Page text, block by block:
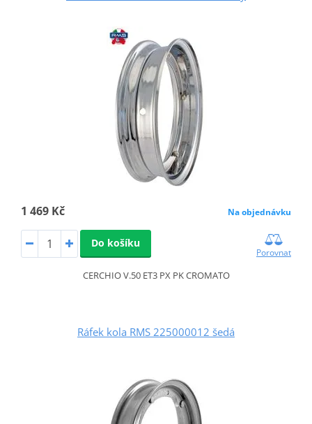
1 469 Kč Na objednávku
Do košíku
Porovnat
CERCHIO V.50 ET3 PX PK CROMATO
Ráfek kola RMS 225000012 šedá